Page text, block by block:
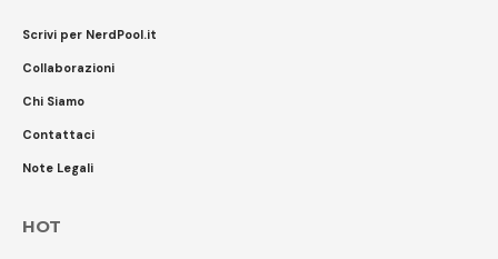
Scrivi per NerdPool.it
Collaborazioni
Chi Siamo
Contattaci
Note Legali
HOT